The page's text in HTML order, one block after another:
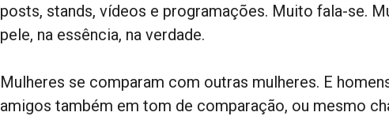
posts, stands, vídeos e programações. Muito fala-se.
pele, na essência, na verdade.
Mulheres se comparam com outras mulheres. E
amigos também em tom de comparação, ou mesmo